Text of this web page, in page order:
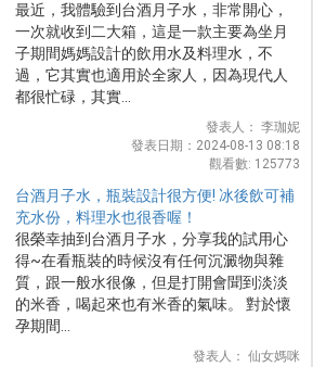
最近，我體驗到台酒月子水，非常開心，
一次就收到二大箱，這是一款主要為坐月
子期間媽媽設計的飲用水及料理水，不
過，它其實也適用於全家人，因為現代人
都很忙碌，其實...
發表人： 李珈妮
發表日期：2024-08-13 08:18
觀看數: 125773
台酒月子水，瓶裝設計很方便! 冰後飲可補
充水份，料理水也很香喔！
很榮幸抽到台酒月子水，分享我的試用心
得~在看瓶裝的時候沒有任何沉澱物與雜
質，跟一般水很像，但是打開會聞到淡淡
的米香，喝起來也有米香的氣味。 對於懷
孕期間...
發表人： 仙女媽咪